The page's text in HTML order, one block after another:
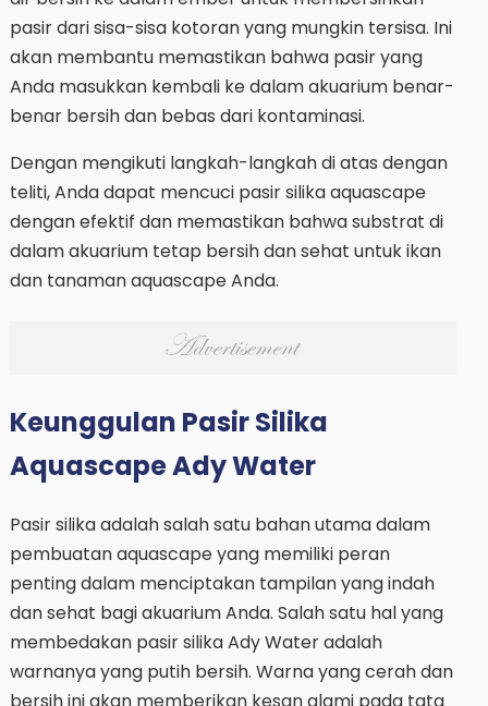
pasir dari sisa-sisa kotoran yang mungkin tersisa. Ini
akan membantu memastikan bahwa pasir yang
Anda masukkan kembali ke dalam akuarium benar-
benar bersih dan bebas dari kontaminasi.
Dengan mengikuti langkah-langkah di atas dengan
teliti, Anda dapat mencuci pasir silika aquascape
dengan efektif dan memastikan bahwa substrat di
dalam akuarium tetap bersih dan sehat untuk ikan
dan tanaman aquascape Anda.
Keunggulan Pasir Silika
Aquascape Ady Water
Pasir silika adalah salah satu bahan utama dalam
pembuatan aquascape yang memiliki peran
penting dalam menciptakan tampilan yang indah
dan sehat bagi akuarium Anda. Salah satu hal yang
membedakan pasir silika Ady Water adalah
warnanya yang putih bersih. Warna yang cerah dan
bersih ini akan memberikan kesan alami pada tata